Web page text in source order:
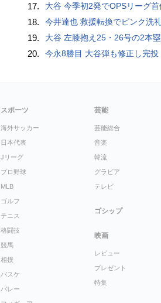
17. 大谷 今季初2発でOPSリーグ首
18. 今井達也 救援転換でピンク洗
19. 大谷 左膝抱え25・26号の2本
20. 今永8勝目 大谷弾も修正し完投
スポーツ
海外サッカー
日本代表
Jリーグ
プロ野球
MLB
ゴルフ
テニス
格闘技
競馬
相撲
バスケ
バレー
芸能
芸能総合
音楽
韓流
グラビア
テレビ
ゴシップ
映画
レビュー
プレゼント
特集